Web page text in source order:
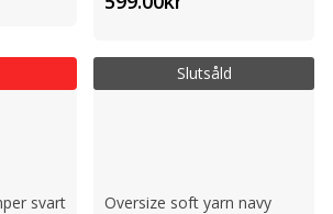
nuvarande
är:
svart
Slutsåld
Oversize soft yarn navy